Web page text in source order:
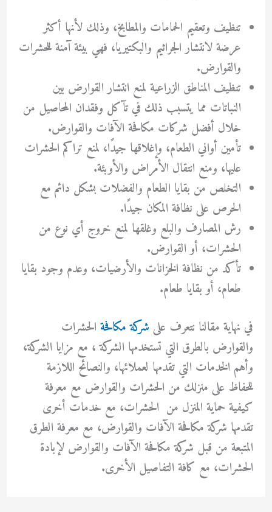
تنظيف وتعقيم الحمامات والمطابخ، وذلك لأنها أكثر
عرضة لانتشار الجراثيم والبكتيريا، فهي بيئة آمنة للحشرات
والقوارض.
تنظيف المناطق الزراعية لمنع انتشار القوارض بين
النباتات مما يتسبب ذلك في تآكل وفقدان المحاصيل من
خلال أفضل شركات مكافحة الآفات والقوارض.
تأمين أواني الطعام، وإغلاقها جيدًا، لمنع تراكم الحشرات
عليها، ومنع انتقال الأمراض والأوبئة.
التخلص من بقايا الطعام والفضلات بشكل دائم مع
الحرص على نظافة المكان جيدًا.
رش المصارف والبلع وغلقها لمنع خروج أي نوع من
الحشرات، أو القوارض.
تأكد من نظافة الخزانات والأرضيات، وعدم وجود بقايا
طعام، أو بقايا طعام.
في نهاية مقالنا نتعرف على شركة مكافحةالحشرات
والقوارض بالطرق التي تستخدمها الشركة ، مع مزايا الشركة،
وأهم الخدمات التي تقدمها لعملائها، والنصائح اللازمة
للحفاظ على منزلك من الحشرات والقوارض مع معرفة
كيفية حماية المنزل من الحشرات، مع خدمات أخرى
تقدمها شركة مكافحة الآفات والقوارض، مع معرفة الطرق
المتبعة من قبل شركة مكافحة الآفات والقوارض لإبادة
الحشرات، مع كافة التفاصيل الأخرى.